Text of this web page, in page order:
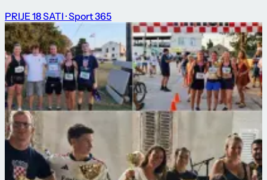
PRIJE 18 SATI · Sport 365